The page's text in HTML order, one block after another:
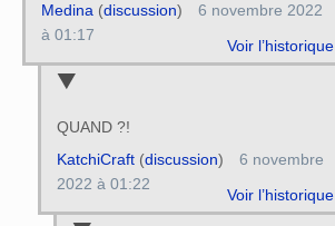
Voir l’historique
Medina (discussion)
6 novembre 2022
à 01:17
QUAND ?!
Voir l’historique
KatchiCraft(discussion)
6 novembre
2022 à 01:22